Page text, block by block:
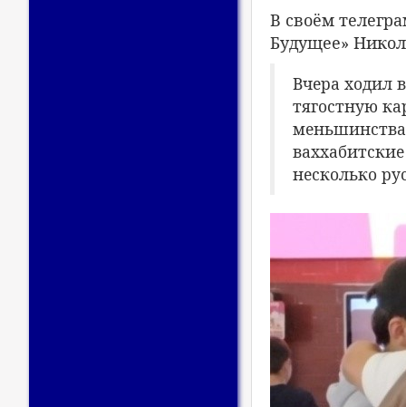
В своём
Будущее»
Вчера ходил
тягостную
несколько